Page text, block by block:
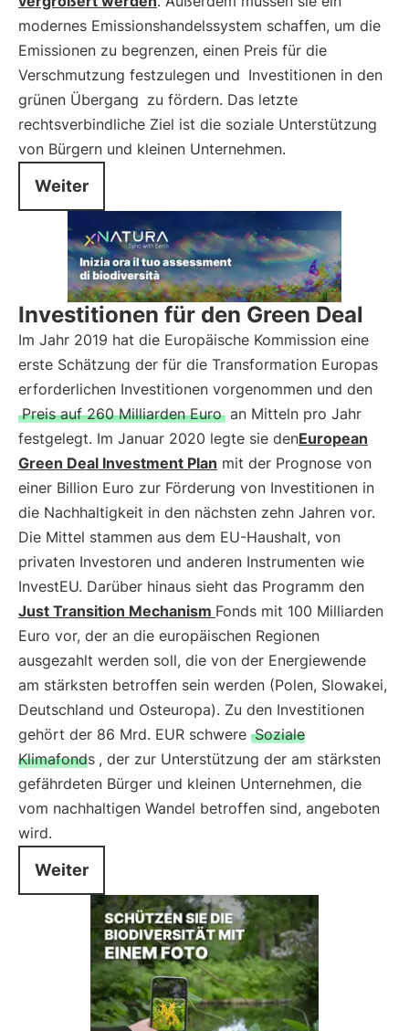
modernes Emissionshandelssystem schaffen, um die
Emissionen zu begrenzen, einen Preis für die
Verschmutzung festzulegen und Investitionen in den
grünen Übergang zu fördern. Das letzte
rechtsverbindliche Ziel ist die soziale Unterstützung
von Bürgern und kleinen Unternehmen.
Weiter
Investitionen für den Green Deal
Im Jahr 2019 hat die Europäische Kommission eine
erste Schätzung der für die Transformation Europas
erforderlichen Investitionen vorgenommen und den
Preis auf 260 Milliarden Euro an Mitteln pro Jahr
festgelegt. Im Januar 2020 legte sie denEuropean
Green Deal Investment Plan mit der Prognose von
einer Billion Euro zur Förderung von Investitionen in
die Nachhaltigkeit in den nächsten zehn Jahren vor.
Die Mittel stammen aus dem EU-Haushalt, von
privaten Investoren und anderen Instrumenten wie
InvestEU. Darüber hinaus sieht das Programm den
Just Transition Mechanism Fonds mit 100 Milliarden
Euro vor, der an die europäischen Regionen
ausgezahlt werden soll, die von der Energiewende
am stärksten betroffen sein werden (Polen, Slowakei,
Deutschland und Osteuropa). Zu den Investitionen
gehört der 86 Mrd. EUR schwere Soziale
Klimafonds , der zur Unterstützung der am stärksten
gefährdeten Bürger und kleinen Unternehmen, die
vom nachhaltigen Wandel betroffen sind, angeboten
wird.
Weiter